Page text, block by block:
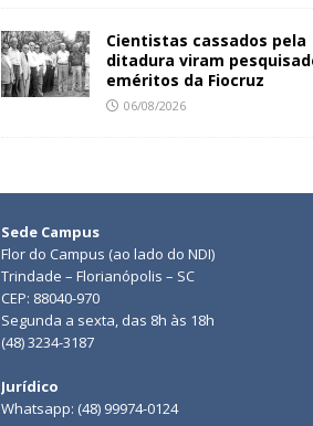
Cientistas cassados pela
ditadura viram
eméritos da Fiocruz
06/08/2026
Sede Campus
Flor do Campus (ao lado do NDI)
Trindade – Florianópolis – SC
CEP: 88040-970
Segunda a sexta, das 8h às 18h
(48) 3234-3187
Jurídico
Whatsapp: (48) 99974-0124